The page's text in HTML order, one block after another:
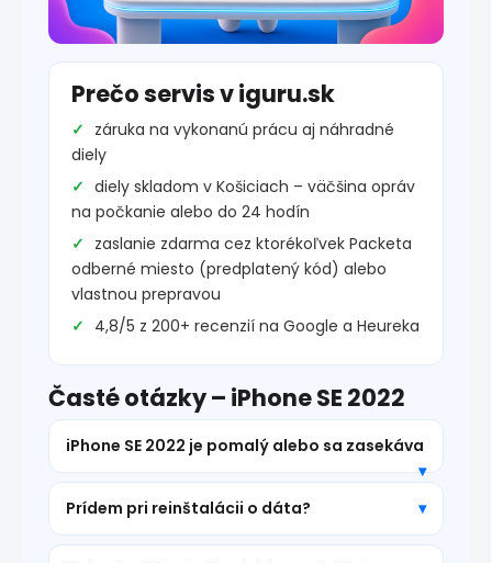
Prečo servis v iguru.sk
záruka na vykonanú prácu aj náhradné
diely
diely skladom v Košiciach – väčšina opráv
na počkanie alebo do 24 hodín
zaslanie zdarma cez ktorékoľvek Packeta
odberné miesto (predplatený kód) alebo
vlastnou prepravou
4,8/5 z 200+ recenzií na Google a Heureka
Časté otázky – iPhone SE 2022
iPhone SE 2022 je pomalý alebo sa zasekáva
Prídem pri reinštalácii o dáta?